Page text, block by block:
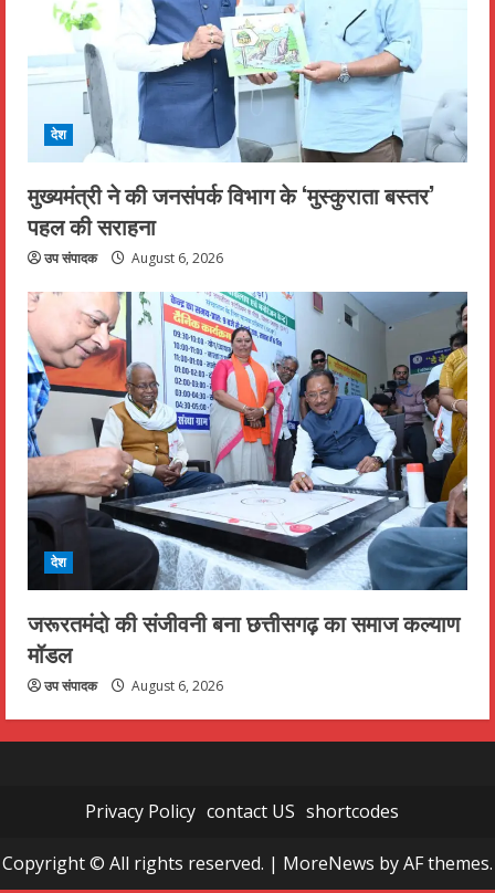
देश
मुख्यमंत्री ने की जनसंपर्क विभाग के ‘मुस्कुराता बस्तर’
पहल की सराहना
उप संपादक August 6, 2026
देश
जरूरतमंदो की संजीवनी बना छत्तीसगढ़ का समाज कल्याण
मॉडल
उप संपादक August 6, 2026
Privacy Policy contact US shortcodes
Copyright © All rights reserved. | MoreNews by AF themes.